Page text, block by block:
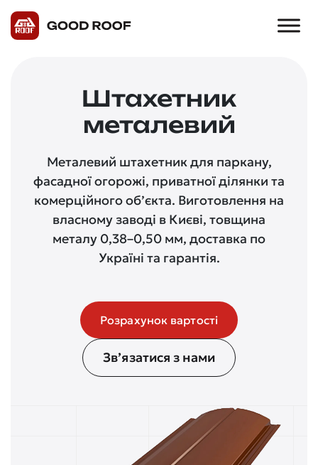
Штахетник
металевий
Металевий штахетник для паркану,
фасадної огорожі, приватної ділянки та
комерційного об’єкта. Виготовлення на
власному заводі в Києві, товщина
металу 0,38–0,50 мм, доставка по
Україні та гарантія.
Розрахунок вартості
Зв’язатися з нами